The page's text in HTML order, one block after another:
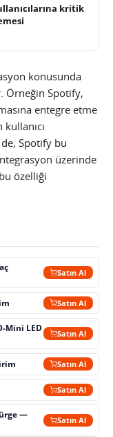
kritik
konusunda
Örneğin Spotify,
entegre etme
Spotify bu
üzerinde
özelliği
Satın Al
Satın Al
Mini LED
Satın Al
Satın Al
Satın Al
—
Satın Al